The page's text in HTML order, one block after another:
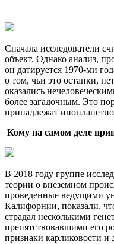
Сначала исследователи
объект. Однако анализ,
он датируется 1970-ми
о том, чьи это останки,
оказались
более загадочным. Это
принадлежат
Кому на самом деле
В 2018 году группе
теории о внеземном
проведенные ведущими
Калифорнии, показали,
страдал несколькими
препятствовавшими его
признаки карликовости и